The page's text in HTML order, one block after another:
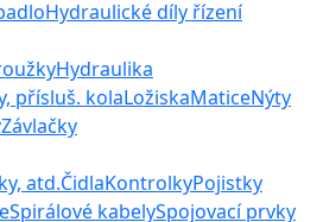
Hydraulické díly řízení
Hydraulika
přísluš. kolaLožiskaMaticeNýty
Závlačky
atd.ČidlaKontrolkyPojistky
Spirálové kabelySpojovací prvky